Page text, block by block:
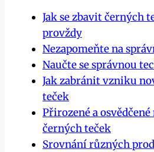
Jak se zbavit černých
provždy
Nezapomeňte na
Naučte se správnou
Jak zabránit vzniku
teček
Přirozené a
černých teček
Srovnání různých